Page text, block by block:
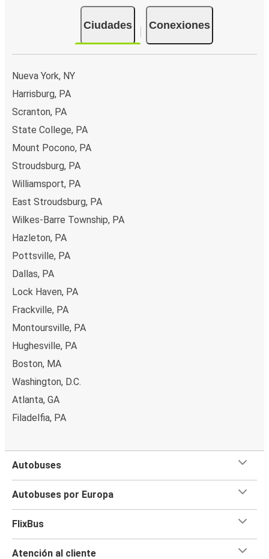
Ciudades Conexiones
Nueva York, NY
Harrisburg, PA
Scranton, PA
State College, PA
Mount Pocono, PA
Stroudsburg, PA
Williamsport, PA
East Stroudsburg, PA
Wilkes-Barre Township, PA
Hazleton, PA
Pottsville, PA
Dallas, PA
Lock Haven, PA
Frackville, PA
Montoursville, PA
Hughesville, PA
Boston, MA
Washington, D.C.
Atlanta, GA
Filadelfia, PA
Autobuses
Autobuses por Europa
FlixBus
Atención al cliente